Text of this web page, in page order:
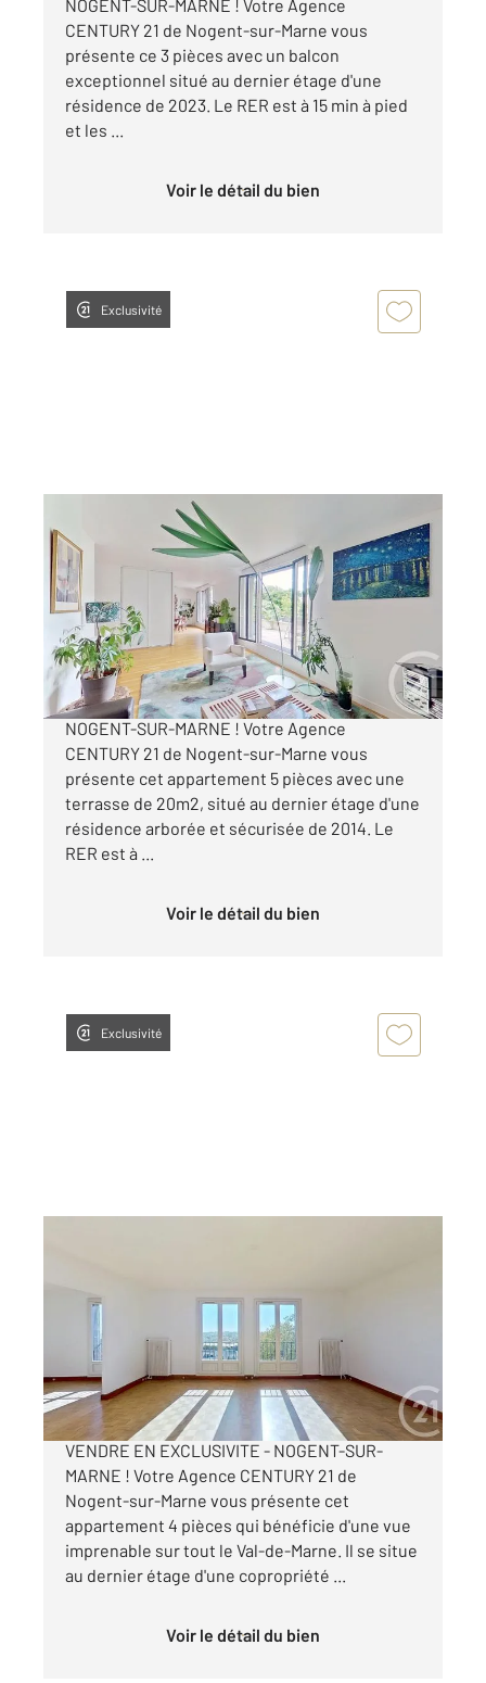
NOGENT-SUR-MARNE ! Votre Agence
CENTURY 21 de Nogent-sur-Marne vous
présente ce 3 pièces avec un balcon
exceptionnel situé au dernier étage d'une
résidence de 2023. Le RER est à 15 min à pied
et les ...
Voir le détail du bien
Exclusivité
NOGENT SUR MARNE 94
103,98 m
, 5 pièces
Ref : 1502
Appartement F5 à vendre
849 000 €
5 PIECES A VENDRE EN EXCLUSIVITE -
NOGENT-SUR-MARNE ! Votre Agence
CENTURY 21 de Nogent-sur-Marne vous
présente cet appartement 5 pièces avec une
terrasse de 20m2, situé au dernier étage d'une
résidence arborée et sécurisée de 2014. Le
RER est à ...
Voir le détail du bien
Exclusivité
Appartement F4 à vendre
399 000 €
APPARTEMENT AVEC VUE IMPRENABLE A
VENDRE EN EXCLUSIVITE - NOGENT-SUR-
MARNE ! Votre Agence CENTURY 21 de
Nogent-sur-Marne vous présente cet
appartement 4 pièces qui bénéficie d'une vue
imprenable sur tout le Val-de-Marne. Il se situe
au dernier étage d'une copropriété ...
Voir le détail du bien